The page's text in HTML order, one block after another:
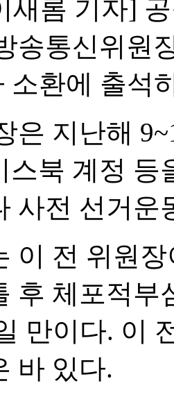
새롬 기자]
송통신위원
소환에 출석
은 지난해
스북 계정 등
사전 선거운
이 전 위원
후 체포적부
만이다. 이
바 있다.